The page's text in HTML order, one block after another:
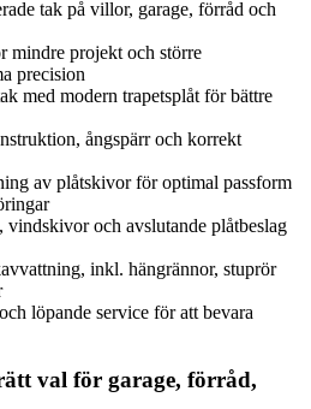
tak på villor, garage, förråd och
mindre projekt och större
precision
med modern trapetsplåt för bättre
ångspärr och korrekt
av plåtskivor för optimal passform
och avslutande plåtbeslag
inkl. hängrännor, stuprör
löpande service för att bevara
val för garage, förråd,